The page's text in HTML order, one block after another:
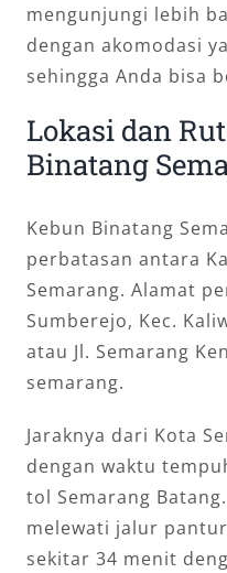
mengunjungi lebih
dengan akomodasi
sehingga Anda bisa
Lokasi dan
Binatang
Kebun Binatang
perbatasan antara
Semarang. Alamat
Sumberejo, Kec.
atau Jl. Semarang
semarang.
Jaraknya dari Kota
dengan waktu
tol Semarang
melewati jalur
sekitar 34 menit